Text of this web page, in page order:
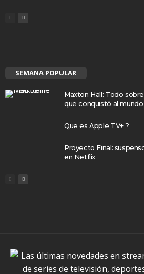
SEMANA POPULAR
Maxton Hall: Todo
que conquistó al mundo
Que es Apple TV+ ?
Proyecto Final:
en Netflix